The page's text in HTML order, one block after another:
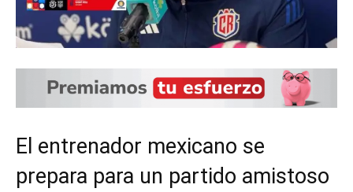
El entrenador mexicano se
prepara para un partido amistoso